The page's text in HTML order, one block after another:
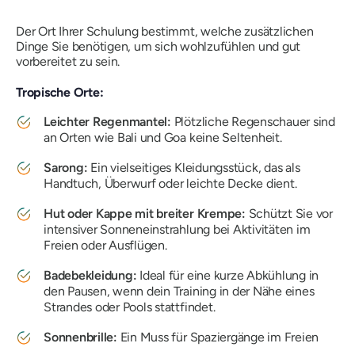
Der Ort Ihrer Schulung bestimmt, welche zusätzlichen
Dinge Sie benötigen, um sich wohlzufühlen und gut
vorbereitet zu sein.
Tropische Orte:
Leichter Regenmantel: Plötzliche Regenschauer sind
an Orten wie Bali und Goa keine Seltenheit.
Sarong: Ein vielseitiges Kleidungsstück, das als
Handtuch, Überwurf oder leichte Decke dient.
Hut oder Kappe mit breiter Krempe: Schützt Sie vor
intensiver Sonneneinstrahlung bei Aktivitäten im
Freien oder Ausflügen.
Badebekleidung: Ideal für eine kurze Abkühlung in
den Pausen, wenn dein Training in der Nähe eines
Strandes oder Pools stattfindet.
Sonnenbrille: Ein Muss für Spaziergänge im Freien